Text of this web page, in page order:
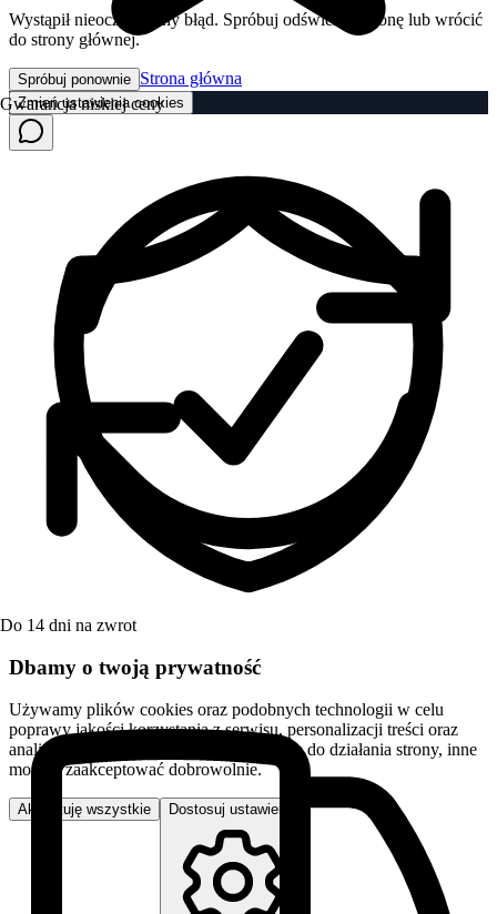
Gwarancja niskiej ceny
Do 14 dni na zwrot
Wystąpił nieoczekiwany błąd. Spróbuj odświeżyć stronę lub wrócić
do strony głównej.
Spróbuj ponownie Strona główna
Zmień ustawienia cookies
Dbamy o twoją prywatność
Używamy plików cookies oraz podobnych technologii w celu
poprawy jakości korzystania z serwisu, personalizacji treści oraz
analizy ruchu. Niektóre pliki są niezbędne do działania strony, inne
możesz zaakceptować dobrowolnie.
Akceptuję wszystkie Dostosuj ustawienia